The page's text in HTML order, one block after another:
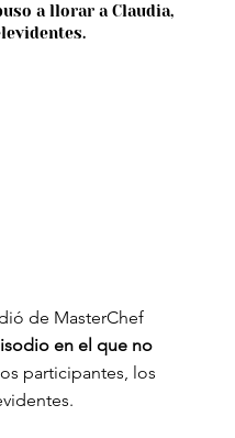
a llorar a Claudia,
de MasterChef
en el que no
participantes, los